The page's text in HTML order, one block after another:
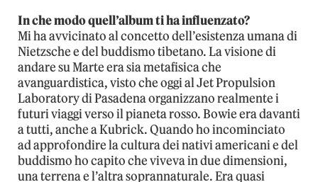
In che modo quell’album ti ha influenzato?
Mi ha avvicinato al concetto dell’esistenza umana di
Nietzsche e del buddismo tibetano. La visione di
andare su Marte era sia metafisica che
avanguardistica, visto che oggi al Jet Propulsion
Laboratory di Pasadena organizzano realmente i
futuri viaggi verso il pianeta rosso. Bowie era davanti
a tutti, anche a Kubrick. Quando ho incominciato
ad approfondire la cultura dei nativi americani e del
buddismo ho capito che viveva in due dimensioni,
una terrena e l’altra soprannaturale. Era quasi